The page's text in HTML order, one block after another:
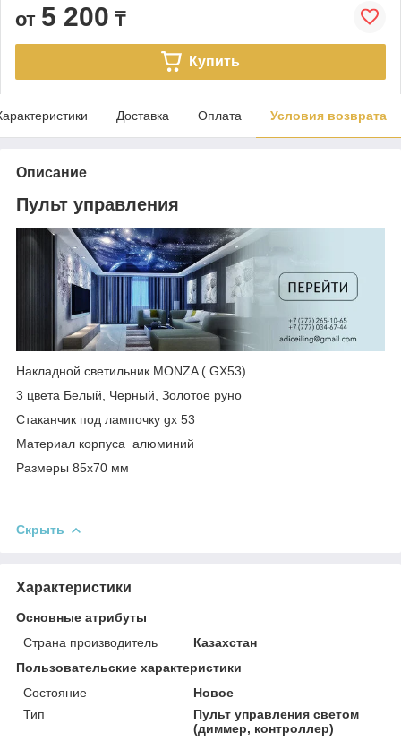
от 5 200 ₸
Купить
Доставка Оплата Условия возврата
Описание
Пульт управления
Накладной светильник MONZA ( GX53)
3 цвета Белый, Черный, Золотое руно
Стаканчик под лампочку gx 53
Материал корпуса алюминий
Размеры 85х70 мм
Скрыть
Характеристики
Основные атрибуты
Страна производитель
Казахстан
Пользовательские характеристики
Состояние
Новое
Тип
Пульт управления светом
(диммер, контроллер)